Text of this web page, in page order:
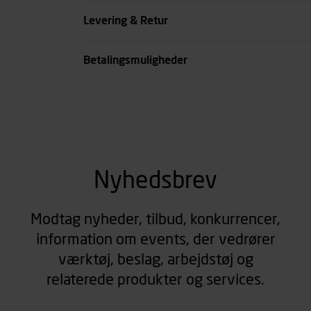
Levering & Retur
Betalingsmuligheder
Nyhedsbrev
Modtag nyheder, tilbud, konkurrencer,
information om events, der vedrører
værktøj, beslag, arbejdstøj og
relaterede produkter og services.